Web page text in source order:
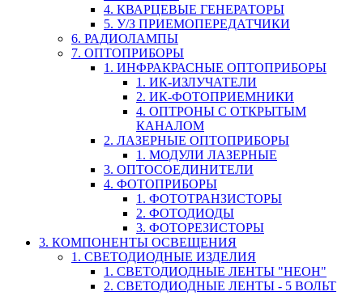
4. КВАРЦЕВЫЕ ГЕНЕРАТОРЫ
5. У/З ПРИЕМОПЕРЕДАТЧИКИ
6. РАДИОЛАМПЫ
7. ОПТОПРИБОРЫ
1. ИНФРАКРАСНЫЕ ОПТОПРИБОРЫ
1. ИК-ИЗЛУЧАТЕЛИ
2. ИК-ФОТОПРИЕМНИКИ
4. ОПТРОНЫ С ОТКРЫТЫМ
КАНАЛОМ
2. ЛАЗЕРНЫЕ ОПТОПРИБОРЫ
1. МОДУЛИ ЛАЗЕРНЫЕ
3. ОПТОСОЕДИНИТЕЛИ
4. ФОТОПРИБОРЫ
1. ФОТОТРАНЗИСТОРЫ
2. ФОТОДИОДЫ
3. ФОТОРЕЗИСТОРЫ
3. КОМПОНЕНТЫ ОСВЕЩЕНИЯ
1. СВЕТОДИОДНЫЕ ИЗДЕЛИЯ
1. СВЕТОДИОДНЫЕ ЛЕНТЫ "НЕОН"
2. СВЕТОДИОДНЫЕ ЛЕНТЫ - 5 ВОЛЬТ